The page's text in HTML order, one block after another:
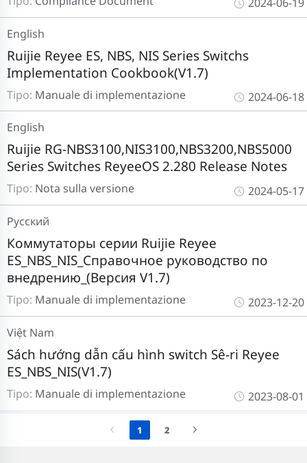
Tipo: Manuale di implementazione
Ruijie Reyee ES, NBS, NIS Series Switchs
Implementation Cookbook(V1.7)
English
2024-06-18
Tipo: Nota sulla versione
Ruijie RG-NBS3100,NIS3100,NBS3200,NBS5000
Series Switches ReyeeOS 2.280 Release Notes
English
2024-05-17
Tipo: Manuale di implementazione
Коммутаторы серии Ruijie Reyee
ES_NBS_NIS_Справочное руководство по
внедрению_(Версия V1.7)
Pусский
2023-12-20
Tipo: Manuale di implementazione
Sách hướng dẫn cấu hình switch Sê-ri Reyee
ES_NBS_NIS(V1.7)
Việt Nam
2023-08-01
1 2